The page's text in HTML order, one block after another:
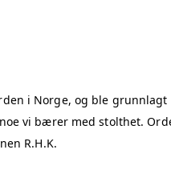
i Norge, og ble grunnlagt
vi bærer med stolthet.
R.H.K.